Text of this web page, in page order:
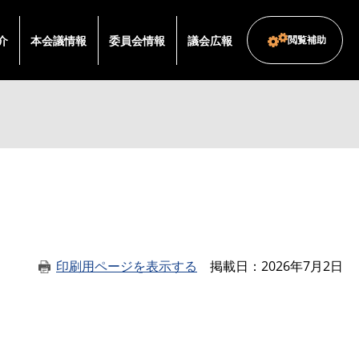
本会議情報 委員会情報 議会広報 閲覧補助
印刷用ページを表示する 掲載日 2026年7月2日